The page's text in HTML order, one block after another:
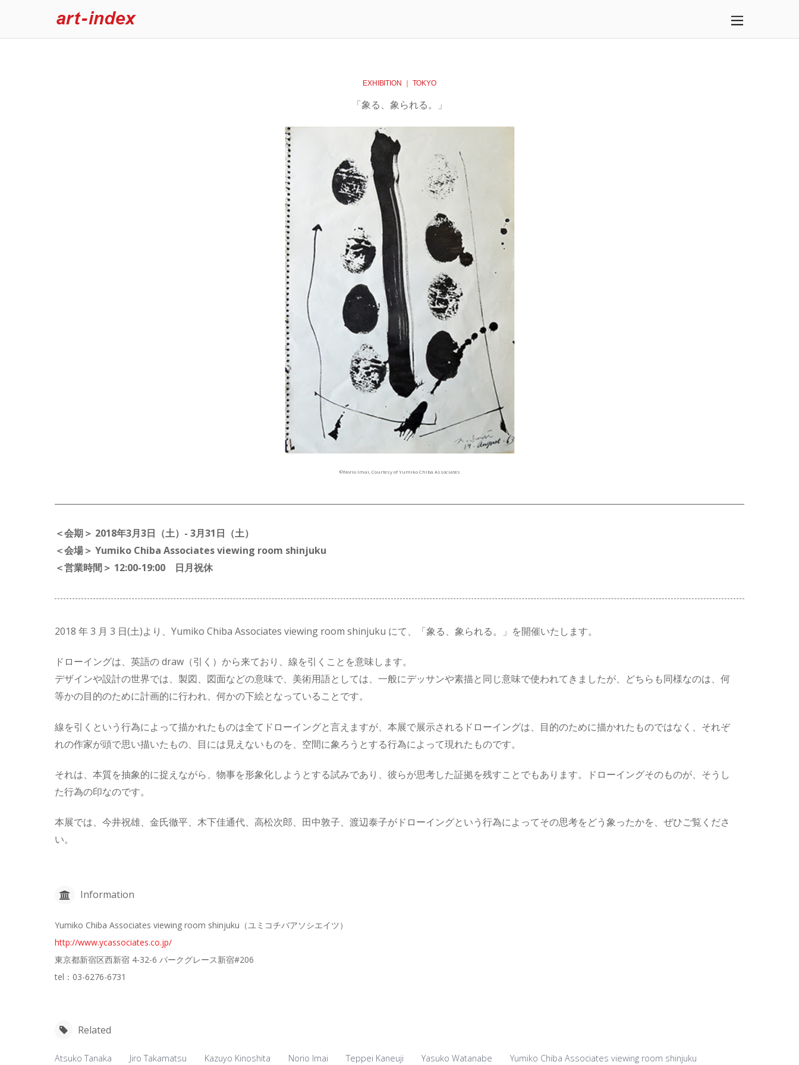
EXHIBITION ｜ TOKYO
「象る、象られる。」
©Norio Imai, Courtesy of Yumiko Chiba Associates
＜会期＞ 2018年3月3日（土）- 3月31日（土）
＜会場＞ Yumiko Chiba Associates viewing room shinjuku
＜営業時間＞ 12:00-19:00 日月祝休
2018 年 3 月 3 日(土)より、Yumiko Chiba Associates viewing room shinjuku にて、「象る、象られる。」を開催いたします。
ドローイングは、英語の draw（引く）から来ており、線を引くことを意味します。
デザインや設計の世界では、製図、図面などの意味で、美術用語としては、一般にデッサンや素描と同じ意味で使われてきましたが、どちらも同様なのは、何
等かの目的のために計画的に行われ、何かの下絵となっていることです。
線を引くという行為によって描かれたものは全てドローイングと言えますが、本展で展示されるドローイングは、目的のために描かれたものではなく、それぞ
れの作家が頭で思い描いたもの、目には見えないものを、空間に象ろうとする行為によって現れたものです。
それは、本質を抽象的に捉えながら、物事を形象化しようとする試みであり、彼らが思考した証拠を残すことでもあります。ドローイングそのものが、そうし
た行為の印なのです。
本展では、今井祝雄、金氏徹平、木下佳通代、高松次郎、田中敦子、渡辺泰子がドローイングという行為によってその思考をどう象ったかを、ぜひご覧くださ
い。
Information
Yumiko Chiba Associates viewing room shinjuku（ユミコチバアソシエイツ）
http://www.ycassociates.co.jp/
東京都新宿区西新宿 4-32-6 パークグレース新宿#206
tel：03-6276-6731
Related
Atsuko Tanaka Jiro Takamatsu Kazuyo Kinoshita Norio Imai Teppei Kaneuji Yasuko Watanabe Yumiko Chiba Associates viewing room shinjuku